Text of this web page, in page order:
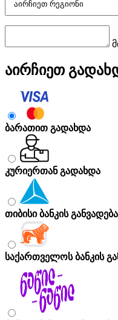
აირჩიეთ
ბარათით გადახდა
კურიერთან გადახდა
თიბისი ბანკის განვადება
საქართველოს ბანკის